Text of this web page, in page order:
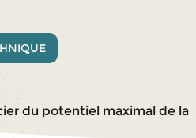
du potentiel maximal de la